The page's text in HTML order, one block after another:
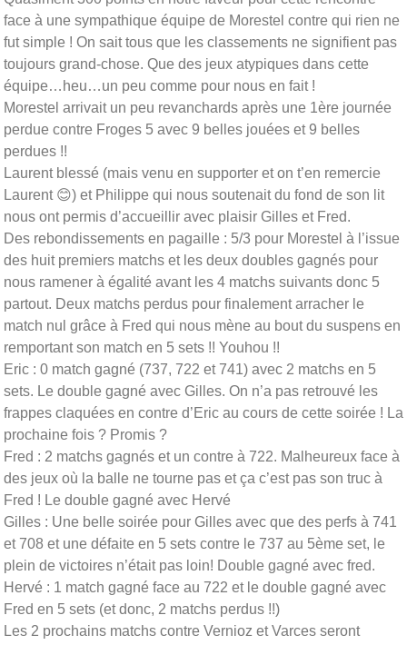
face à une sympathique équipe de Morestel contre qui rien ne
fut simple ! On sait tous que les classements ne signifient pas
toujours grand-chose. Que des jeux atypiques dans cette
équipe…heu…un peu comme pour nous en fait !
Morestel arrivait un peu revanchards après une 1ère journée
perdue contre Froges 5 avec 9 belles jouées et 9 belles
perdues !!
Laurent blessé (mais venu en supporter et on t’en remercie
Laurent 😊) et Philippe qui nous soutenait du fond de son lit
nous ont permis d’accueillir avec plaisir Gilles et Fred.
Des rebondissements en pagaille : 5/3 pour Morestel à l’issue
des huit premiers matchs et les deux doubles gagnés pour
nous ramener à égalité avant les 4 matchs suivants donc 5
partout. Deux matchs perdus pour finalement arracher le
match nul grâce à Fred qui nous mène au bout du suspens en
remportant son match en 5 sets !! Youhou !!
Eric : 0 match gagné (737, 722 et 741) avec 2 matchs en 5
sets. Le double gagné avec Gilles. On n’a pas retrouvé les
frappes claquées en contre d’Eric au cours de cette soirée ! La
prochaine fois ? Promis ?
Fred : 2 matchs gagnés et un contre à 722. Malheureux face à
des jeux où la balle ne tourne pas et ça c’est pas son truc à
Fred ! Le double gagné avec Hervé
Gilles : Une belle soirée pour Gilles avec que des perfs à 741
et 708 et une défaite en 5 sets contre le 737 au 5ème set, le
plein de victoires n’était pas loin! Double gagné avec fred.
Hervé : 1 match gagné face au 722 et le double gagné avec
Fred en 5 sets (et donc, 2 matchs perdus !!)
Les 2 prochains matchs contre Vernioz et Varces seront